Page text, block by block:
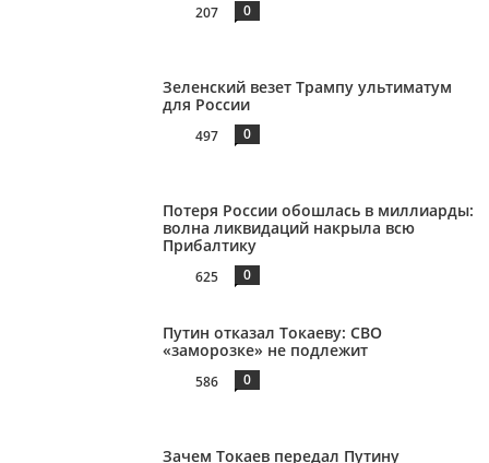
207 0
Зеленский везет Трампу ультиматум
для России
497 0
Потеря России обошлась в миллиарды:
волна ликвидаций накрыла всю
Прибалтику
625 0
Путин отказал Токаеву: СВО
«заморозке» не подлежит
586 0
Зачем Токаев передал Путину